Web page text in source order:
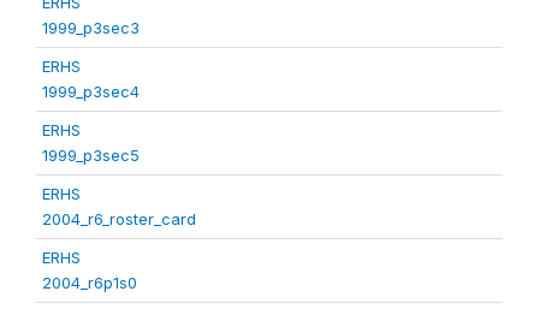
1999_p3sec3
ERHS
1999_p3sec4
ERHS
1999_p3sec5
ERHS
2004_r6_roster_card
ERHS
2004_r6p1s0